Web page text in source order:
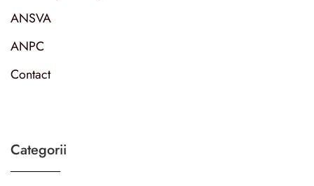
ANSVA
ANPC
Contact
Categorii